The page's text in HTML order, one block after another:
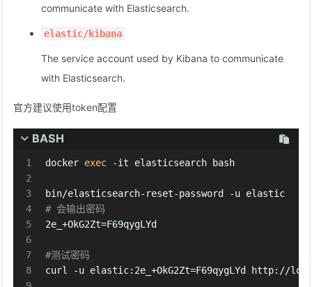
communicate with Elasticsearch.
elastic/kibana
The service account used by Kibana to communicate
with Elasticsearch.
官方建议使用token配置
BASH
1
2
3
4
5
6
7
8
docker exec -it elasticsearch bash
bin/elasticsearch-reset-password -u elastic
# 会输出密码
2e_+OkG2Zt=F69qygLYd
#测试密码
curl -u elastic:2e_+OkG2Zt=F69qygLYd http://